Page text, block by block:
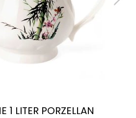
1 LITER PORZELLAN